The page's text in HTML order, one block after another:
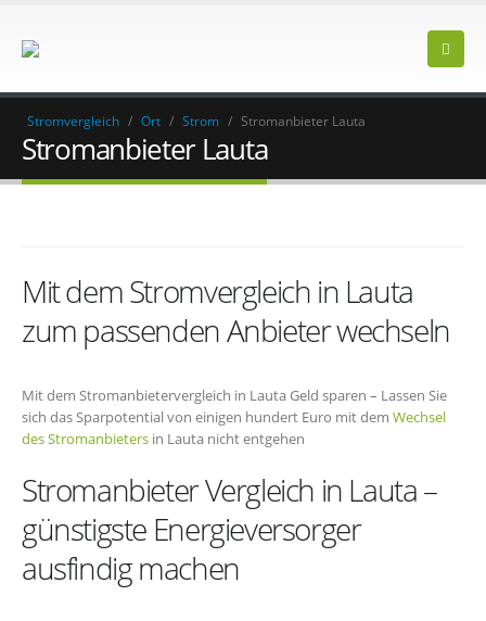
Stromvergleich / Ort / Strom / Stromanbieter Lauta
Stromanbieter Lauta
Mit dem Stromvergleich in Lauta
zum passenden Anbieter wechseln
Mit dem Stromanbietervergleich in Lauta Geld sparen – Lassen Sie
sich das Sparpotential von einigen hundert Euro mit dem Wechsel
des Stromanbieters in Lauta nicht entgehen
Stromanbieter Vergleich in Lauta –
günstigste Energieversorger
ausfindig machen